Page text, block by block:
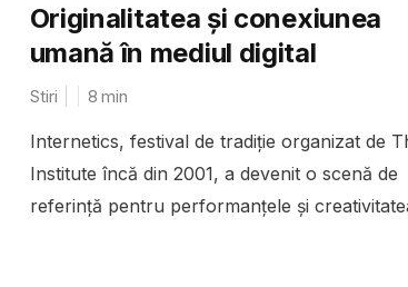
Originalitatea și conexiunea
umană în mediul digital
Stiri 8 min
Internetics, festival de tradiție organizat de
Institute încă din 2001, a devenit o scenă de
referință pentru performanțele și